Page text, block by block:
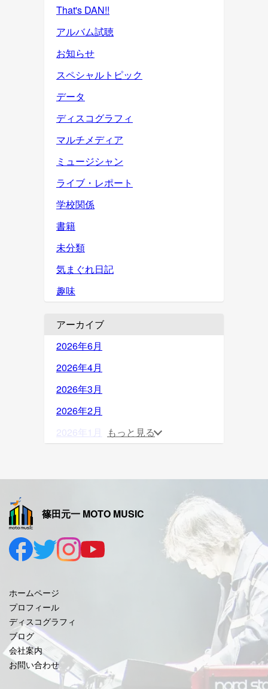
That's DAN!!
アルバム試聴
お知らせ
スペシャルトピック
データ
ディスコグラフィ
マルチメディア
ミュージシャン
ライブ・レポート
学校関係
書籍
未分類
気まぐれ日記
趣味
アーカイブ
2026年6月
2026年4月
2026年3月
2026年2月
2026年1月
2025年9月
2025年8月
2025年7月
2025年5月
2025年4月
2025年3月
2025年2月
もっと見る
篠田元一 MOTO MUSIC
ホームページ
プロフィール
ディスコグラフィ
ブログ
会社案内
お問い合わせ